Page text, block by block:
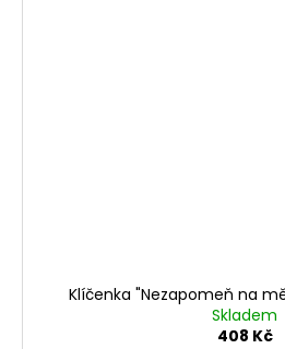
Klíčenka "Nezapomeň na
Skladem
408 Kč